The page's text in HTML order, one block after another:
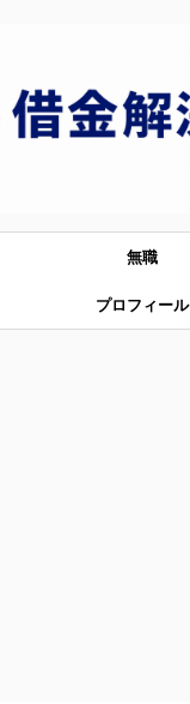
無職
プロフィール